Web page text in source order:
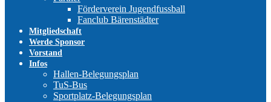
Förderverein Jugendfussball
Fanclub Bärenstädter
Mitgliedschaft
Werde Sponsor
Vorstand
Infos
Hallen-Belegungsplan
TuS-Bus
Sportplatz-Belegungsplan